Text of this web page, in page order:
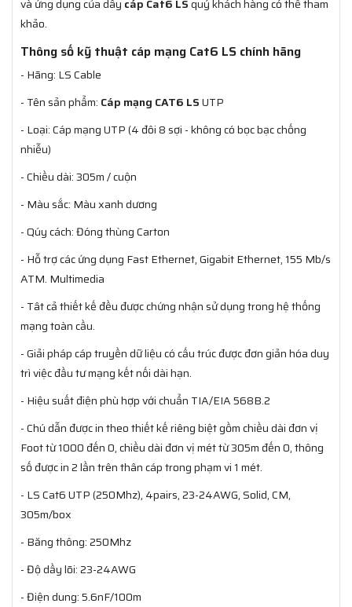
và ứng dụng của dây cáp Cat6 LSquý khách hàng có thể tham
khảo.
Thông số kỹ thuật cáp mạng Cat6 LS chính hãng
- Hãng: LS Cable
- Tên sản phẩm: Cáp mạng CAT6 LSUTP
- Loại: Cáp mạng UTP (4 đôi 8 sợi - không có bọc bạc chống
nhiễu)
- Chiều dài: 305m / cuộn
- Màu sắc: Màu xanh dương
- Qúy cách: Đóng thùng Carton
- Hỗ trợ các ứng dụng Fast Ethernet, Gigabit Ethernet, 155 Mb/s
ATM. Multimedia
- Tât cả thiết kế đều được chứng nhận sử dụng trong hệ thống
mạng toàn cầu.
- Giải pháp cáp truyền dữ liệu có cấu trúc được đơn giản hóa duy
trì việc đầu tư mạng kết nối dài hạn.
- Hiệu suất điện phù hợp với chuẩn TIA/EIA 568B.2
- Chú dẫn được in theo thiết kế riêng biệt gồm chiều dài đơn vị
Foot từ 1000 đến 0, chiều dài đơn vị mét từ 305m đến 0, thông
số được in 2 lần trên thân cáp trong phạm vi 1 mét.
- LS Cat6 UTP (250Mhz), 4pairs, 23-24AWG, Solid, CM,
305m/box
- Băng thông: 250Mhz
- Độ dầy lõi: 23-24AWG
- Điện dung: 5.6nF/100m